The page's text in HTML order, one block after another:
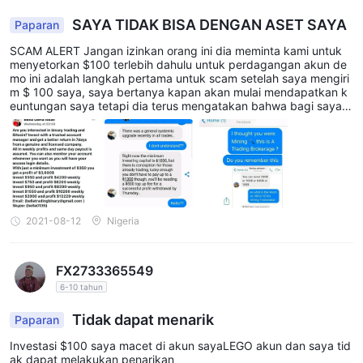
perdagangan mereka dari mana pun mereka berada.
Biaya Non-Perdagangan
Lego Market LLCtidak memberikan informasi yang jelas tentang
biaya non-perdagangannya. namun, broker menyatakan di
situs web mereka bahwa mereka tidak membebankan komisi,
biaya penarikan, atau biaya deposit. namun, penting untuk
diperhatikan bahwa mungkin ada biaya yang dibebankan oleh
penyedia layanan pembayaran, seperti bank atau penerbit
kartu kredit, saat menyimpan atau menarik dana.
apalagi, sebagai broker lepas pantai yang beroperasi dari st.
mematuhi standar peraturan yang ketat, dan hal ini
menimbulkan kekhawatiran tentang potensi biaya atau biaya
keuntungan pedagang.
Paparan SAYA TIDAK BISA DENGAN ASET SAYA
SCAM ALERT Jangan izinkan orang ini dia meminta kami untuk
menyetorkan $100 terlebih dahulu untuk perdagangan akun de
mo ini adalah langkah pertama untuk scam setelah saya mengiri
m $ 100 saya, saya bertanya kapan akan mulai mendapatkan k
euntungan saya tetapi dia terus mengatakan bahwa bagi saya u
ntuk menarik saya kebanyakan mengirimnya $200 lagi agar aku
n saya aktif. Saya mengirimnya $200 lagi setelah dia berhasil me
nerima uang, lalu dia memblokir saya dari Facebook
2021-08-12 Nigeria
FX2733365549
6-10 tahun
Paparan Tidak dapat menarik
Investasi $100 saya macet di akun sayaLEGO akun dan saya tid
ak dapat melakukan penarikan